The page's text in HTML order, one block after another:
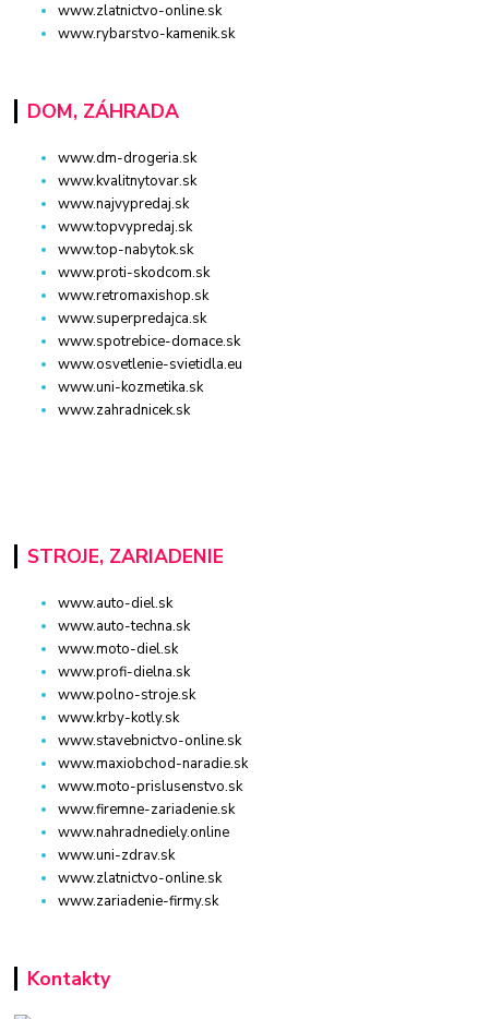
www.zlatnictvo-online.sk
www.rybarstvo-kamenik.sk
DOM, ZÁHRADA
www.dm-drogeria.sk
www.kvalitnytovar.sk
www.najvypredaj.sk
www.topvypredaj.sk
www.top-nabytok.sk
www.proti-skodcom.sk
www.retromaxishop.sk
www.superpredajca.sk
www.spotrebice-domace.sk
www.osvetlenie-svietidla.eu
www.uni-kozmetika.sk
www.zahradnicek.sk
STROJE, ZARIADENIE
www.auto-diel.sk
www.auto-techna.sk
www.moto-diel.sk
www.profi-dielna.sk
www.polno-stroje.sk
www.krby-kotly.sk
www.stavebnictvo-online.sk
www.maxiobchod-naradie.sk
www.moto-prislusenstvo.sk
www.firemne-zariadenie.sk
www.nahradnediely.online
www.uni-zdrav.sk
www.zlatnictvo-online.sk
www.zariadenie-firmy.sk
Kontakty